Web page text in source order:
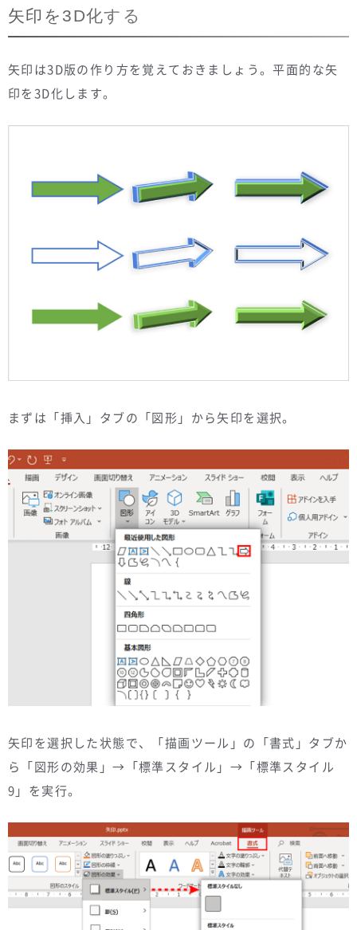
矢印を3D化する
矢印は3D版の作り方を覚えておきましょう。平面的な矢
印を3D化します。
まずは「挿入」タブの「図形」から矢印を選択。
矢印を選択した状態で、「描画ツール」の「書式」タブか
ら「図形の効果」→「標準スタイル」→「標準スタイル
9」を実行。